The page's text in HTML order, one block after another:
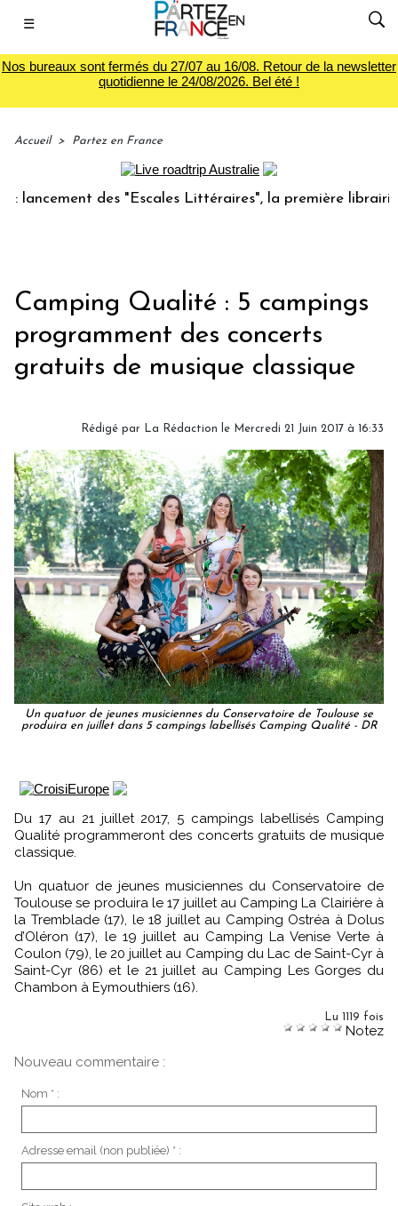
☰
Nos bureaux sont fermés du 27/07 au 16/08. Retour de la newsletter
quotidienne le 24/08/2026. Bel été !
Accueil > Partez en France
des "Escales Littéraires", la première librairie du
Camping Qualité : 5 campings
programment des concerts
gratuits de musique classique
Rédigé par La Rédaction le Mercredi 21 Juin 2017 à 16:33
Un quatuor de jeunes musiciennes du Conservatoire de Toulouse se
produira en juillet dans 5 campings labellisés Camping Qualité - DR
Du 17 au 21 juillet 2017, 5 campings labellisés Camping
Qualité programmeront des concerts gratuits de musique
classique.
Un quatuor de jeunes musiciennes du Conservatoire de
Toulouse se produira le 17 juillet au Camping La Clairière à
la Tremblade (17), le 18 juillet au Camping Ostréa à Dolus
d’Oléron (17), le 19 juillet au Camping La Venise Verte à
Coulon (79), le 20 juillet au Camping du Lac de Saint-Cyr à
Saint-Cyr (86) et le 21 juillet au Camping Les Gorges du
Chambon à Eymouthiers (16).
Lu 1119 fois
Notez
Nouveau commentaire :
Nom * :
Adresse email (non publiée) * :